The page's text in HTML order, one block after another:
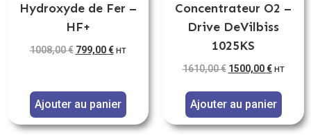
Hydroxyde de Fer –
HF+
1008,00€ 799,00€ HT
Ajouter au panier
Concentrateur O2 –
Drive DeVilbiss
1025KS
1610,00€ 1500,00€ HT
Ajouter au panier